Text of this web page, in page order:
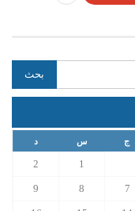
ج س د
1
2
7
8
9